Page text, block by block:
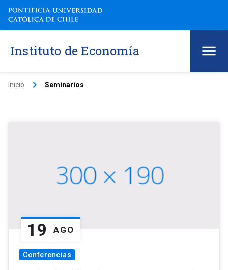
Instituto de Economía
Inicio keyboard_arrow_right Seminarios
19 AGO
Conferencias